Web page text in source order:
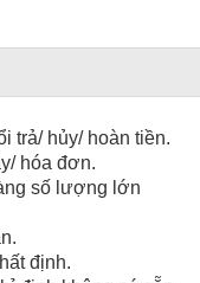
trả/ hủy/ hoàn tiền.
hóa đơn.
số lượng lớn
định.